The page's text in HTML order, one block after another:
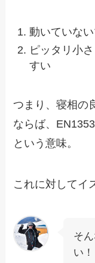
動いていな
ピッタリ小
すい
つまり、寝相の
ならば、
という意味。
これに対してイ
そ
い！